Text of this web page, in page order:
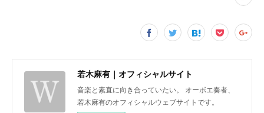
若木麻有｜オフィシャルサイト
音楽と素直に向き合っていたい。 オーボエ奏者、
若木麻有のオフィシャルウェブサイトです。